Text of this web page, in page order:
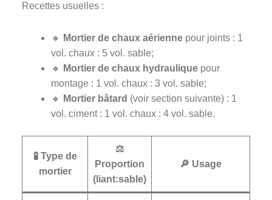
Recettes usuelles :
🔸 Mortier de chaux aérienne pour joints : 1
vol. chaux : 5 vol. sable;
🔸
Mortier de chaux hydraulique pour
montage : 1 vol. chaux : 3 vol. sable;
🔸
Mortier bâtard (voir section suivante) : 1
vol. ciment : 1 vol. chaux : 4 vol. sable.
🧪 Type de
mortier
⚖️
Proportion
(liant:sable)
🔎 Usage